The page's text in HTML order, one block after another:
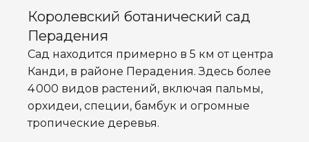
Королевский ботанический сад
Перадения
Сад находится примерно в 5 км от центра
Канди, в районе Перадения. Здесь более
4 000 видов растений, включая пальмы,
орхидеи, специи, бамбук и огромные
тропические деревья.